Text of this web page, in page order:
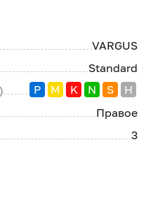
VARGUS
Standard
P M K N S
H
Правое
3